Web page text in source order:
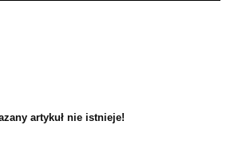
artykuł nie istnieje!